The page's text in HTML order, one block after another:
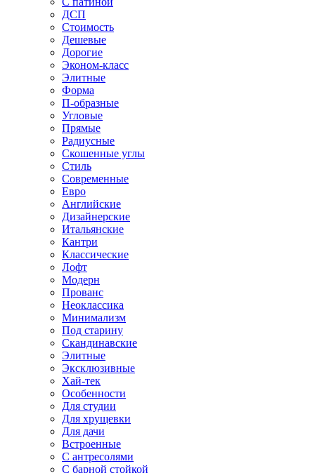
ДСП
Стоимость
Дешевые
Дорогие
Эконом-класс
Элитные
Форма
П-образные
Угловые
Прямые
Радиусные
Скошенные углы
Стиль
Современные
Евро
Английские
Дизайнерские
Итальянские
Кантри
Классические
Лофт
Модерн
Прованс
Неоклассика
Минимализм
Под старину
Скандинавские
Элитные
Эксклюзивные
Хай-тек
Особенности
Для студии
Для хрущевки
Для дачи
Встроенные
С антресолями
С барной стойкой